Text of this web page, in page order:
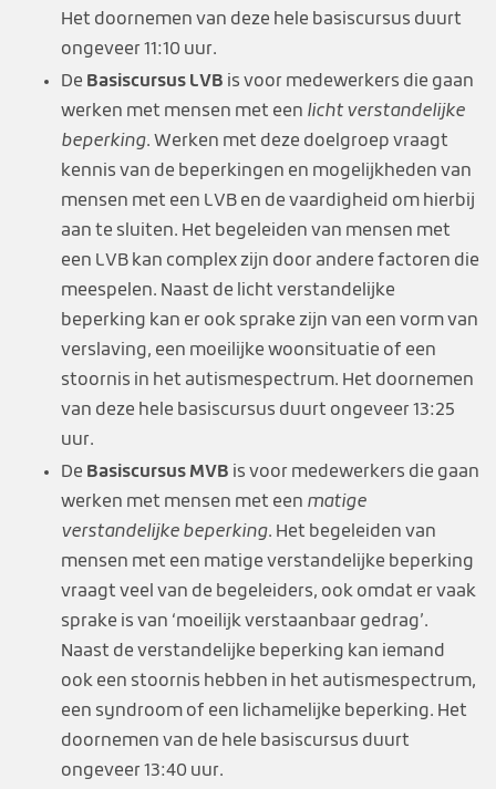
Het doornemen van deze hele basiscursus duurt
ongeveer 11:10 uur.
De Basiscursus LVB is voor medewerkers die gaan
werken met mensen met een licht verstandelijke
beperking. Werken met deze doelgroep vraagt
kennis van de beperkingen en mogelijkheden van
mensen met een LVB en de vaardigheid om hierbij
aan te sluiten. Het begeleiden van mensen met
een LVB kan complex zijn door andere factoren die
meespelen. Naast de licht verstandelijke
beperking kan er ook sprake zijn van een vorm van
verslaving, een moeilijke woonsituatie of een
stoornis in het autismespectrum. Het doornemen
van deze hele basiscursus duurt ongeveer 13:25
uur.
De Basiscursus MVB is voor medewerkers die gaan
werken met mensen met een matige
verstandelijke beperking. Het begeleiden van
mensen met een matige verstandelijke beperking
vraagt veel van de begeleiders, ook omdat er vaak
sprake is van ‘moeilijk verstaanbaar gedrag’.
Naast de verstandelijke beperking kan iemand
ook een stoornis hebben in het autismespectrum,
een syndroom of een lichamelijke beperking. Het
doornemen van de hele basiscursus duurt
ongeveer 13:40 uur.